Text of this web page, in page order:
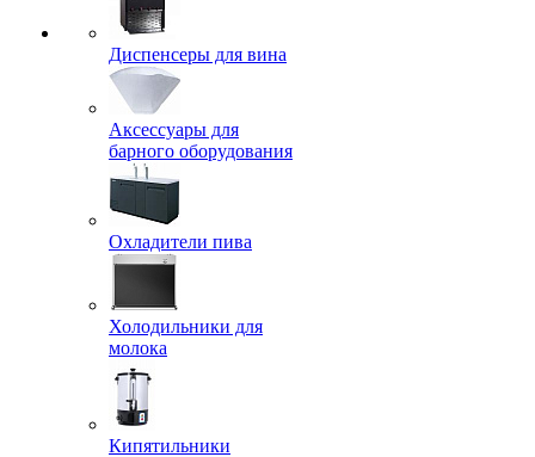
Диспенсеры для вина
Аксессуары для
барного оборудования
Охладители пива
Холодильники для
молока
Кипятильники